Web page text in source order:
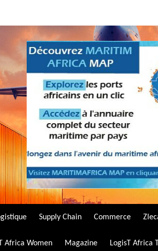
Supply Chain Commerce
Africa Women Magazine LogisT Africa